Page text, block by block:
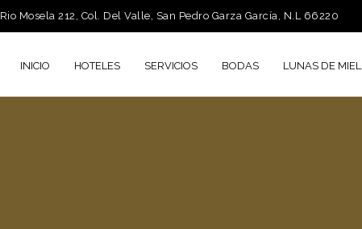
Rio Mosela 212, Col. Del Valle, San Pedro Garza García, N.L 66220
INICIO HOTELES SERVICIOS BODAS LUNAS DE MIEL